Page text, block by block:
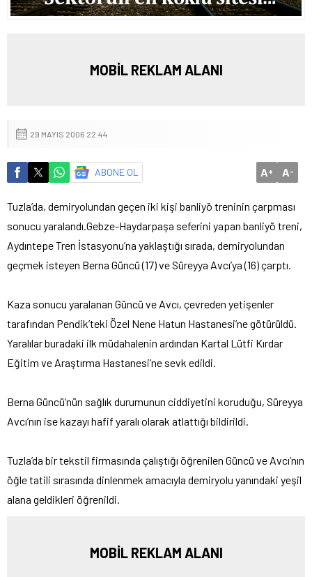
MOBİL REKLAM ALANI
29 MAYIS 2006 22:44
ABONE OL A+ A-
Tuzla’da, demiryolundan geçen iki kişi banliyö treninin çarpması
sonucu yaralandı. Gebze-Haydarpaşa seferini yapan banliyö treni,
Aydıntepe Tren İstasyonu’na yaklaştığı sırada, demiryolundan
geçmek isteyen Berna Güncü (17) ve Süreyya Avcı’ya (16) çarptı.
Kaza sonucu yaralanan Güncü ve Avcı, çevreden yetişenler
tarafından Pendik’teki Özel Nene Hatun Hastanesi’ne götürüldü.
Yaralılar buradaki ilk müdahalenin ardından Kartal Lütfi Kırdar
Eğitim ve Araştırma Hastanesi’ne sevk edildi.
Berna Güncü’nün sağlık durumunun ciddiyetini koruduğu, Süreyya
Avcı’nın ise kazayı hafif yaralı olarak atlattığı bildirildi.
Tuzla’da bir tekstil firmasında çalıştığı öğrenilen Güncü ve Avcı’nın
öğle tatili sırasında dinlenmek amacıyla demiryolu yanındaki yeşil
alana geldikleri öğrenildi.
MOBİL REKLAM ALANI